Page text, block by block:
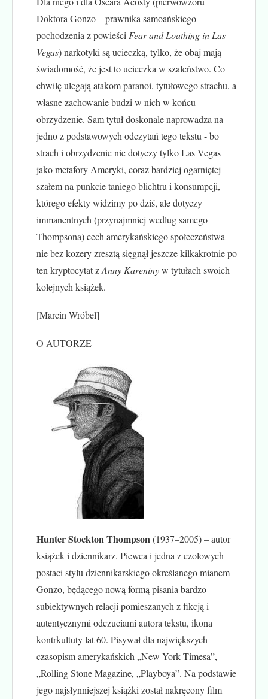
Doktora Gonzo – prawnika samoańskiego
pochodzenia z powieści Fear and Loathing in Las
Vegas) narkotyki są ucieczką, tylko, że obaj mają
świadomość, że jest to ucieczka w szaleństwo. Co
chwilę ulegają atakom paranoi, tytułowego strachu, a
własne zachowanie budzi w nich w końcu
obrzydzenie. Sam tytuł doskonale naprowadza na
jedno z podstawowych odczytań tego tekstu - bo
strach i obrzydzenie nie dotyczy tylko Las Vegas
jako metafory Ameryki, coraz bardziej ogarniętej
szałem na punkcie taniego blichtru i konsumpcji,
którego efekty widzimy po dziś, ale dotyczy
immanentnych (przynajmniej według samego
Thompsona) cech amerykańskiego społeczeństwa –
nie bez kozery zresztą sięgnął jeszcze kilkakrotnie po
ten kryptocytat zAnny Kareninyw tytułach swoich
kolejnych książek.
[Marcin Wróbel]
O AUTORZE
Hunter Stockton Thompson(1937–2005) – autor
książek i dziennikarz. Piewca i jedna z czołowych
postaci stylu dziennikarskiego określanego mianem
Gonzo, będącego nową formą pisania bardzo
subiektywnych relacji pomieszanych z fikcją i
autentycznymi odczuciami autora tekstu, ikona
kontrkultuty lat 60. Pisywał dla największych
czasopism amerykańskich „New York Timesa”,
„Rolling Stone Magazine, „Playboya”. Na podstawie
jego najsłynniejszej książki został nakręcony film